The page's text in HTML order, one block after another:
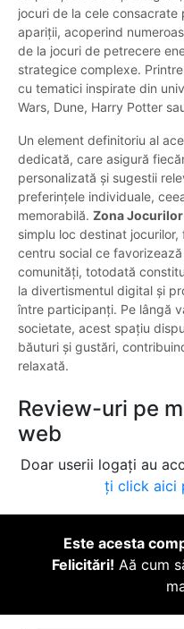
jocuri de la cele consacrate
apariții, acoperind
de la jocuri de petrecere
strategice complexe.
cu tematici inspirate din
Wars, Dune, Harry Potter
Un element definitoriu al
dedicată, care asigură
personalizată și sugestii
preferințele individuale,
memorabilă. Zona Jocurilor
simplu loc destinat
centru social ce
comunități, totodată
la divertismentul digital și
între participanți. Pe lângă
societate, acest spațiu
băuturi și gustări,
relaxată.
Review-uri pe
web
Doar userii logați au
ți click aici
Este acesta
Felicitări! Aă cum